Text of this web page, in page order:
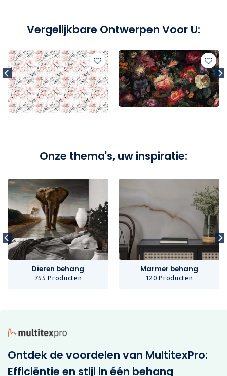
Vergelijkbare Ontwerpen Voor U:
Onze thema's, uw inspiratie:
Dieren behang
755 Producten
Marmer behang
120 Producten
Ontdek de voordelen van MultitexPro:
Efficiëntie en stijl in één behang